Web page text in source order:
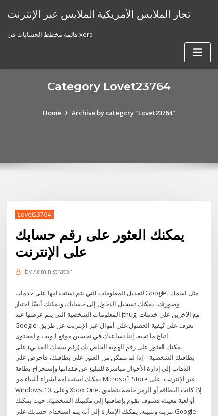
تجار الملابس الأمريكية الملابس عبر الإنترنت
قائمة مخطط الحسابات في xero
Category Lovet23764
Home Archive by category "Lovet23764"
Lovet23764
يمكنك العثور على رقم حسابك
على الإنترنت
byAdministrator
لتعديل المعلومات التي يتم استخدامها على خدمات Google، مثل اسمك
وصورتك، يمكنك تسجيل الدخول إلى حسابك. ويمكنك أيضًا اختيار
المعلومات الشخصية التي يتم عرضها عند jthug; مع الآخرين على خدمات
Google. تعرف على كيفية الحصول على أموال عبر الإنترنت عن طريق
اتباع ما تحبه. إننا نساعدك في تحسين موقع الويب والمحتوى
يمكنك العثور على رقم الهوية الخاص بك (رقم سجلك المدني) على
بطاقتك الشخصية – إذا لم تتمكن من العثور على بطاقتك، فأحرص على
الذهاب إلى إدارة الأحوال مباشرة للتبليغ عن فقدانها وإستخراج بطاقة
يمكنك استخدامه لشراء أشياء من Microsoft Store عبر الإنترنت، على
Windows 10، وعلى Xbox One. إذا كانت البطاقة أو الرمز خاصة بتطبيق
أو لعبة معينة، فسوف نقوم بإضافتها إلى مكتبتك الشخصية، حيث يمكنك
تنزيله وتثبيته. يمكنك الإشارة إلى أنه يتم استخدام حسابك على Google